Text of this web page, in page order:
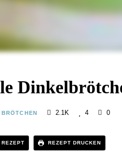
BRÖTCHEN 2.1K 4 0
REZEPT DRUCKEN